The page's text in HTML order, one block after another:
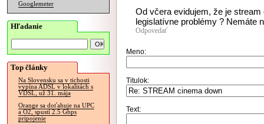
Googlemeter
Hľadanie
Top články
Na Slovensku sa v tichosti
vypína ADSL v lokalitách s
VDSL, už 31. mája
Orange sa doťahuje na UPC
a O2, spustí 2.5 Gbps
pripojenie
Od včera evidujem, že je
legislatívne problémy ? Nemáte
Odpovedať
Meno:
Titulok:
Text: